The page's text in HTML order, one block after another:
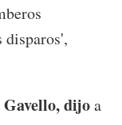
disparos',
dijoa